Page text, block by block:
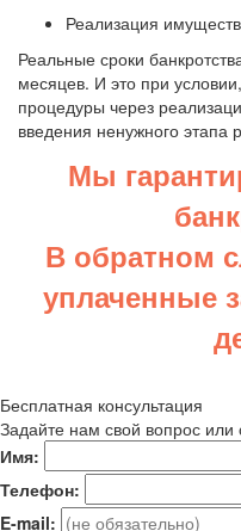
Реализация
Реальные сроки
месяцев. И это при
процедуры через
введения ненужного этапа
Мы
В обратном
уплаченные
Бесплатная консультация
Задайте нам свой вопрос
Имя:
Телефон:
E-mail: